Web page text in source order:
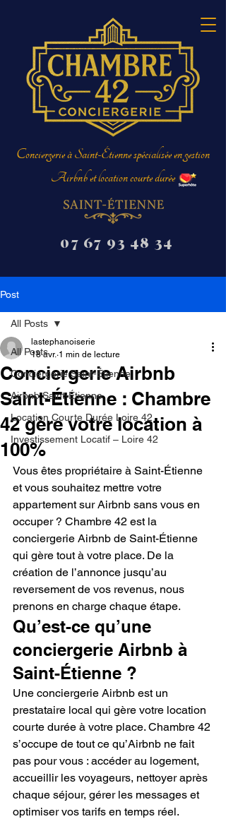
Conciergerie à Saint-Étienne spécialisée en gestion
Airbnb et location courte durée
07 67 93 48 34
Post
All Posts
Conciergerie Saint-Étienne
Airbnb Saint-Étienne
Location Courte Durée Loire 42
Investissement Locatif – Loire 42
All Posts
Conciergerie Airbnb
Saint-Étienne : Chambre
42 gère votre location à
100%
lastephanoiserie
18 avr. 1 min de lecture
Vous êtes propriétaire à Saint-Étienne
et vous souhaitez mettre votre
appartement sur Airbnb sans vous en
occuper ? Chambre 42 est la
conciergerie Airbnb de Saint-Étienne
qui gère tout à votre place. De la
création de l’annonce jusqu’au
reversement de vos revenus, nous
prenons en charge chaque étape.
Qu’est-ce qu’une
conciergerie Airbnb à
Saint-Étienne ?
Une conciergerie Airbnb est un
prestataire local qui gère votre location
courte durée à votre place. Chambre 42
s’occupe de tout ce qu’Airbnb ne fait
pas pour vous : accéder au logement,
accueillir les voyageurs, nettoyer après
chaque séjour, gérer les messages et
optimiser vos tarifs en temps réel.